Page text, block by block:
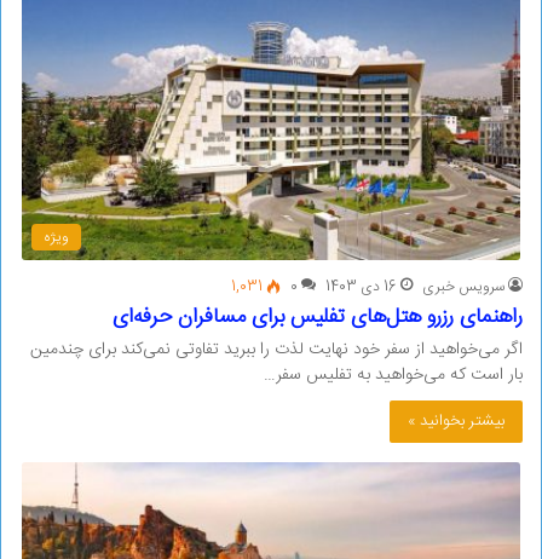
ویژه
سرویس خبری 16 دی 1403 0
1,031
راهنمای رزرو هتل‌های تفلیس برای مسافران حرفه‌ای
اگر می‌خواهید از سفر خود نهایت لذت را ببرید تفاوتی نمی‌کند برای چندمین
بار است که می‌خواهید به تفلیس سفر…
بیشتر بخوانید »